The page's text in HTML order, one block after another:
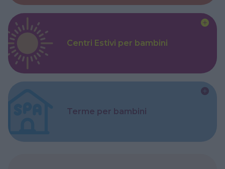
Centri Estivi per bambini
Terme per bambini